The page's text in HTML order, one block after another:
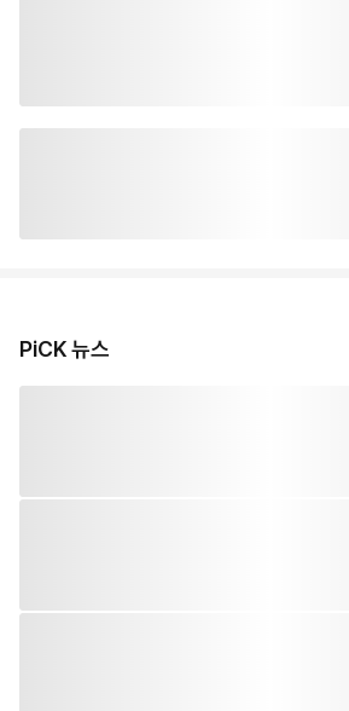
PiCK 뉴스